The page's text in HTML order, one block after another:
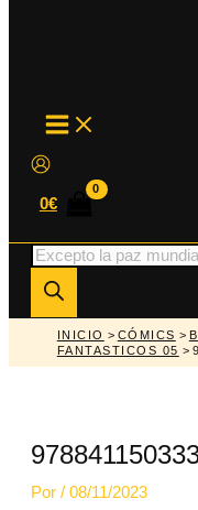
MAIN
MENU
0€
Búsqueda
de
productos
INICIO > CÓMICS >
FANTASTICOS 05 >
Por / 08/11/2023